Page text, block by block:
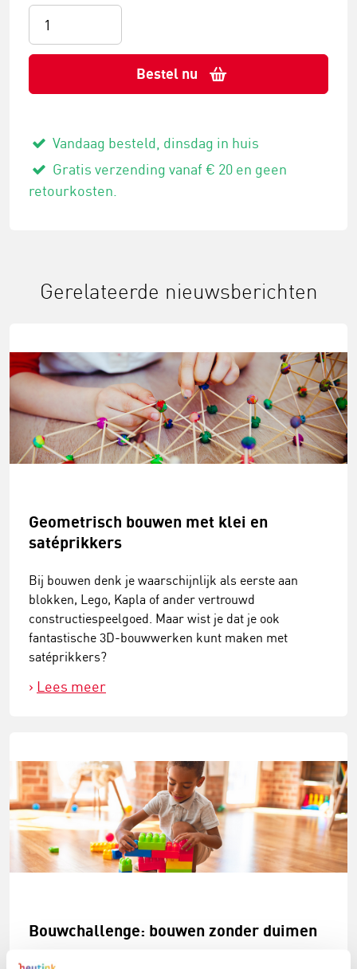
Bestel nu
Vandaag besteld, dinsdag in huis
Gratis verzending vanaf € 20 en geen
retourkosten.
Gerelateerde nieuwsberichten
Geometrisch bouwen met klei en
satéprikkers
Bij bouwen denk je waarschijnlijk als eerste aan
blokken, Lego, Kapla of ander vertrouwd
constructiespeelgoed. Maar wist je dat je ook
fantastische 3D-bouwwerken kunt maken met
satéprikkers?
Lees meer
Bouwchallenge: bouwen zonder duimen